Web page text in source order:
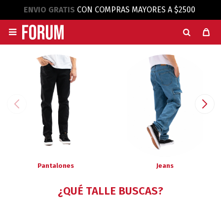
ENVIO GRATIS CON COMPRAS MAYORES A $2500

Pantalones Jeans
¿QUÉ TALLE BUSCAS?